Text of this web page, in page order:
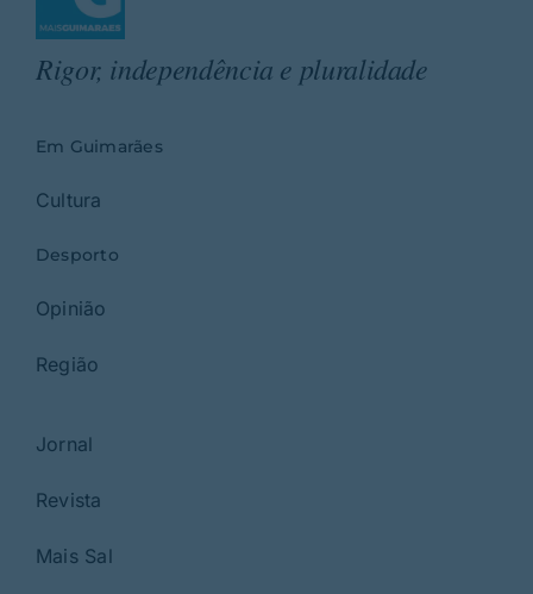
Rigor, independência e pluralidade
Em Guimarães
Cultura
Desporto
Opinião
Região
Jornal
Revista
Mais Sal